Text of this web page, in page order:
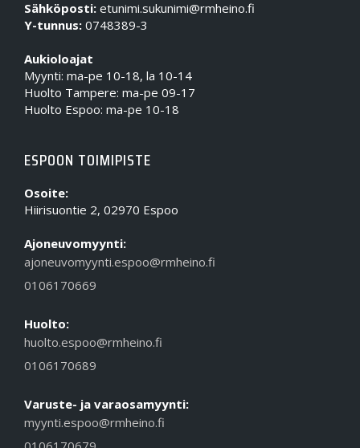
Sähköposti: etunimi.sukunimi@rmheino.fi
Y-tunnus: 0748389-3
Aukioloajat
Myynti: ma-pe 10-18, la 10-14
Huolto Tampere: ma-pe 09-17
Huolto Espoo: ma-pe 10-18
ESPOON TOIMIPISTE
Osoite:
Hiirisuontie 2, 02970 Espoo
Ajoneuvomyynti:
ajoneuvomyynti.espoo@rmheino.fi
0106170669
Huolto:
huolto.espoo@rmheino.fi
0106170689
Varuste- ja varaosamyynti:
myynti.espoo@rmheino.fi